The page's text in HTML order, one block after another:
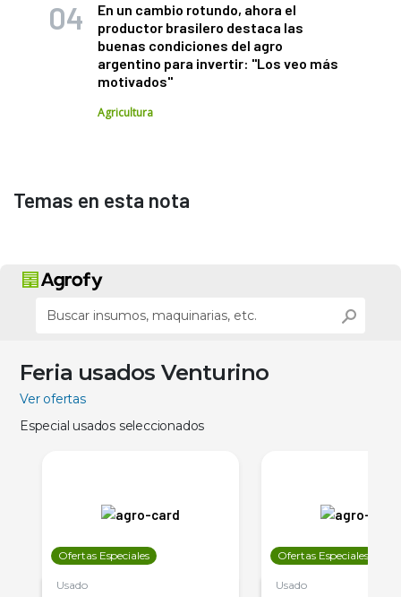
En un cambio rotundo, ahora el
productor brasilero destaca las
buenas condiciones del agro
argentino para invertir: "Los veo más
motivados"
Agricultura
Temas en esta nota
Feria usados Venturino
Ver ofertas
Especial usados seleccionados
Ofertas Especiales
Usado
Ofertas Especiales
Usado